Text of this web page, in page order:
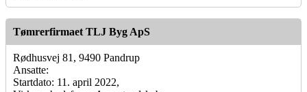
Tømrerfirmaet TLJ Byg ApS
Rødhusvej 81, 9490 Pandrup
Ansatte:
Startdato: 11. april 2022,